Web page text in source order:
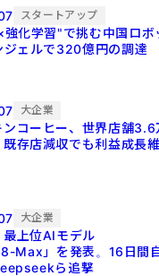
スタートアップ
化学習"で挑む中国ロボ
ジェルで320億円の調達
大企業
ンコーヒー、世界店舗3.6
存店減収でも利益成長
大企業
最上位AIモデル
Max」を発表。16日間
ら追撃